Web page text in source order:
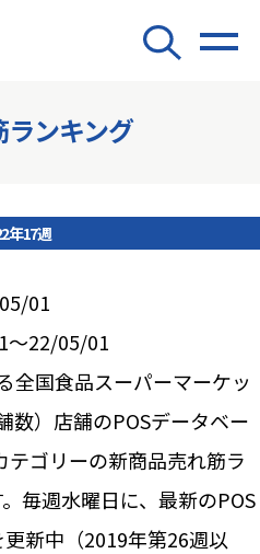
ンキング
年17週
01
～22/05/01
全国食品スーパーマーケッ
数）店舗のPOSデータベー
テゴリーの新商品売れ筋ラ
毎週水曜日に、最新のPOS
新中（2019年第26週以